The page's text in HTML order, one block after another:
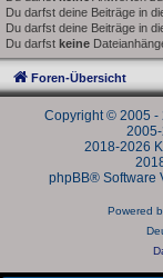
Du darfst deine Beiträge in
Du darfst deine Beiträge in
Du darfst keine
Foren-Übersicht
Copyright © 2005 -
2018-2026
phpBB® Software
Powered